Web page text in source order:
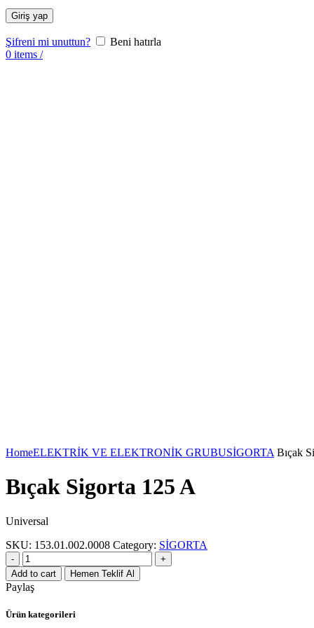
Giriş yap
Şifreni mi unuttun?
Beni hatırla
0 items /
HomeELEKTRİK VE ELEKTRONİK GRUBUSİGORTA Bıçak
Bıçak Sigorta 125 A
Universal
SKU: 153.01.002.0008 Category: SİGORTA
Bıçak
Sigorta
125
A
Add to cart Hemen Teklif Al
Paylaş
Ürün kategorileri